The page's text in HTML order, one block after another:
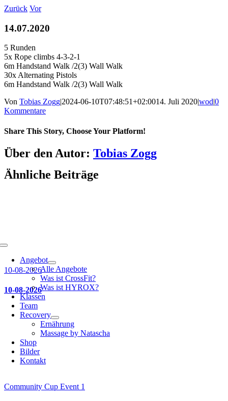
Zum
springen
Toggle
NavigationAngebot
Alle Angebote
Was ist CrossFit?
Was ist HYROX?
Klassen
Team
Recovery
Ernährung
Massage by Natascha
Shop
Bilder
Kontakt
Zurück Vor
14.07.2020
5 Runden
5x Rope climbs 4-3-2-1
6m Handstand Walk /2(3) Wall Walk
30x Alternating Pistols
6m Handstand Walk /2(3) Wall Walk
Von Tobias Zogg|2024-06-10T07:48:51+02:0014. Juli 2020|wod|0
Kommentare
Share This Story, Choose Your Platform!
Facebook
LinkedIn
WhatsApp
Telegram
Tumblr
Pinterest
Vk
Xing
E-
Mail
Über den Autor: Tobias Zogg
Ähnliche Beiträge
10-08-2026
10-08-2026
Community Cup Event 1